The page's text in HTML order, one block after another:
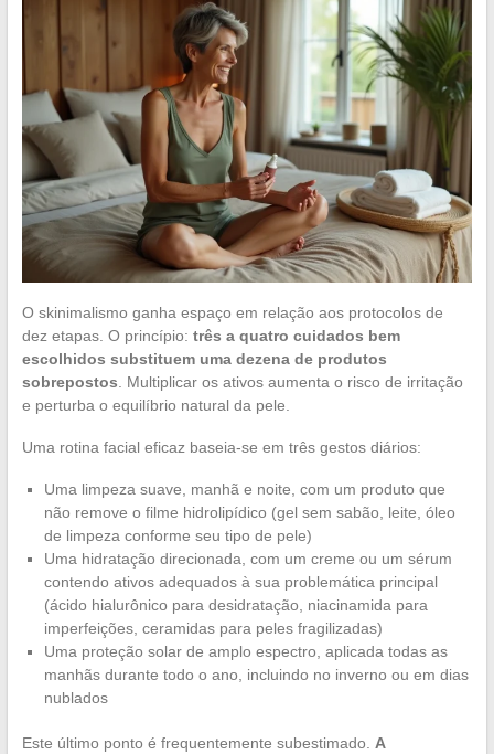
O skinimalismo ganha espaço em relação aos protocolos de
dez etapas. O princípio: três a quatro cuidados bem
escolhidos substituem uma dezena de produtos
sobrepostos. Multiplicar os ativos aumenta o risco de irritação
e perturba o equilíbrio natural da pele.
Uma rotina facial eficaz baseia-se em três gestos diários:
Uma limpeza suave, manhã e noite, com um produto que
não remove o filme hidrolipídico (gel sem sabão, leite, óleo
de limpeza conforme seu tipo de pele)
Uma hidratação direcionada, com um creme ou um sérum
contendo ativos adequados à sua problemática principal
(ácido hialurônico para desidratação, niacinamida para
imperfeições, ceramidas para peles fragilizadas)
Uma proteção solar de amplo espectro, aplicada todas as
manhãs durante todo o ano, incluindo no inverno ou em dias
nublados
Este último ponto é frequentemente subestimado. A